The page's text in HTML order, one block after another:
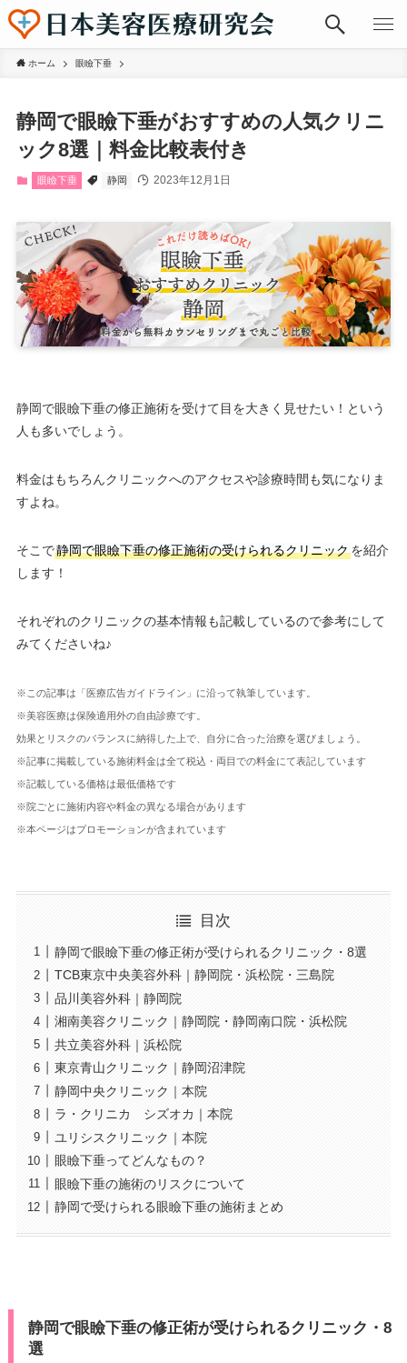
ホーム 眼瞼下垂
静岡で眼瞼下垂がおすすめの人気クリニ
ック8選｜料金比較表付き
眼瞼下垂 静岡 2023年12月1日
静岡で眼瞼下垂の修正施術を受けて目を大きく見せたい！という
人も多いでしょう。
料金はもちろんクリニックへのアクセスや診療時間も気になりま
すよね。
そこで静岡で眼瞼下垂の修正施術の受けられるクリニックを紹介
します！
それぞれのクリニックの基本情報も記載しているので参考にして
みてくださいね♪
※この記事は「医療広告ガイドライン」に沿って執筆しています。
※美容医療は保険適用外の自由診療です。
効果とリスクのバランスに納得した上で、自分に合った治療を選びましょう。
※記事に掲載している施術料金は全て税込・両目での料金にて表記しています
※記載している価格は最低価格です
※院ごとに施術内容や料金の異なる場合があります
※本ページはプロモーションが含まれています
目次
静岡で眼瞼下垂の修正術が受けられるクリニック・8選
TCB東京中央美容外科｜静岡院・浜松院・三島院
品川美容外科｜静岡院
湘南美容クリニック｜静岡院・静岡南口院・浜松院
共立美容外科｜浜松院
東京青山クリニック｜静岡沼津院
静岡中央クリニック｜本院
ラ・クリニカ シズオカ｜本院
ユリシスクリニック｜本院
眼瞼下垂ってどんなもの？
眼瞼下垂の施術のリスクについて
静岡で受けられる眼瞼下垂の施術まとめ
静岡で眼瞼下垂の修正術が受けられるクリニック・8
選